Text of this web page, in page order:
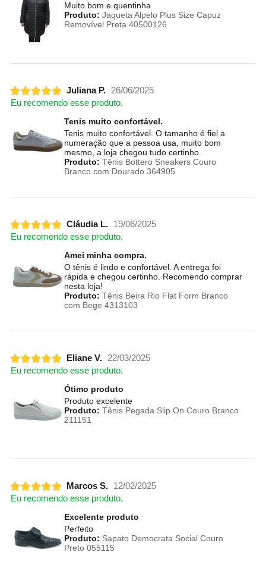
Muito bom e quentinha
Produto: Jaqueta Alpelo Plus Size Capuz
Removível Preta 40500126
Juliana P.
26/06/2025
Eu recomendo esse produto.
Tenis muito confortável.
Tenis muito confortável. O tamanho é fiel a
numeração que a pessoa usa, muito bom
mesmo, a loja chegou tudo certinho.
Produto: Tênis Bottero Sneakers Couro
Branco com Dourado 364905
Cláudia L.
19/06/2025
Eu recomendo esse produto.
Amei minha compra.
O tênis é lindo e confortável. A entrega foi
rápida e chegou certinho. Recomendo comprar
nesta loja!
Produto: Tênis Beira Rio Flat Form Branco
com Bege 4313103
Eliane V.
22/03/2025
Eu recomendo esse produto.
Ótimo produto
Produto excelente
Produto: Tênis Pegada Slip On Couro Branco
211151
Marcos S.
12/02/2025
Eu recomendo esse produto.
Excelente produto
Perfeito
Produto: Sapato Democrata Social Couro
Preto 055115